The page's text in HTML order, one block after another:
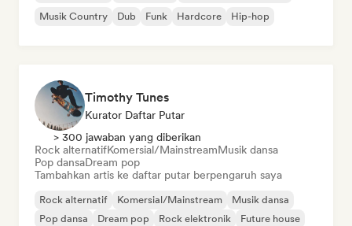
Musik Country
Dub Funk Hardcore Hip-hop
Timothy Tunes
Kurator Daftar Putar
> 300 jawaban yang diberikan
Rock alternatifKomersial/MainstreamMusik dansa
Pop dansaDream pop
Tambahkan artis ke daftar putar berpengaruh saya
Rock alternatif Komersial/Mainstream
Musik dansa
Pop dansa
Dream pop Rock elektronik
Future house